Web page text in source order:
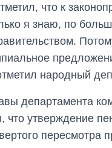
что к
я знаю, по
народный
департамента
что утверждение